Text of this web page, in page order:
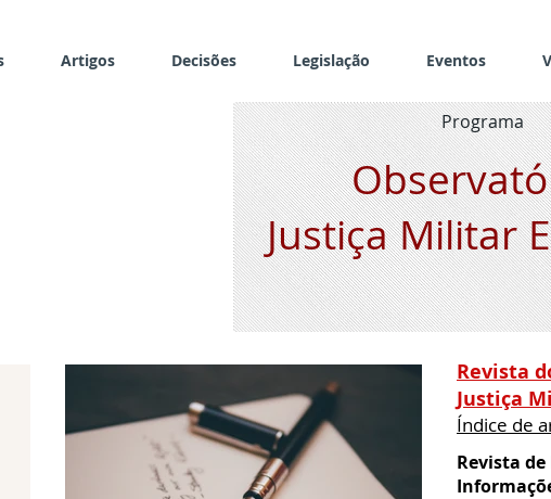
Artigos Decisões Legislação Eventos
Justiça Militar
Programa
Revista
Justiça
Índice de
Revista de